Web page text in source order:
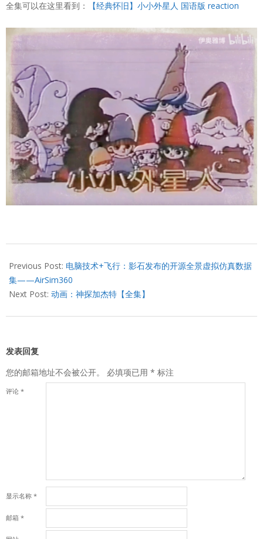
全集可以在这里看到： 【经典怀旧】小小外星人 国语版 reaction
05-
09
Previous Post: 电脑技术+飞行：影石发布的开源全景虚拟仿真数据
集——AirSim360
Next Post: 动画：神探加杰特【全集】
发表回复
您的邮箱地址不会被公开。
必填项已用 * 标注
评论 *
显示名称 *
邮箱 *